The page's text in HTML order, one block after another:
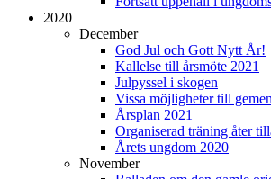
2020
December
God Jul och Gott Nytt År!
Kallelse till årsmöte 2021
Julpyssel i skogen
Vissa möjligheter till
Årsplan 2021
Organiserad träning åter
Årets ungdom 2020
November